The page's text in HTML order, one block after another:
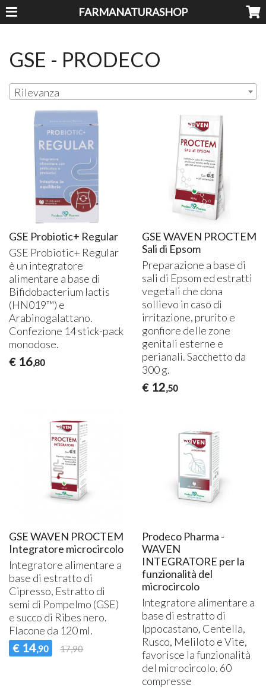
FARMANATURASHOP
GSE - PRODECO
Rilevanza
GSE Probiotic+ Regular
GSE Probiotic+ Regular
è un integratore
alimentare a base di
Bifidobacterium lactis
(HN019™) e
Arabinogalattano.
Confezione 14 stick-pack
monodose.
€ 16,80
GSE WAVEN PROCTEM
Sali di Epsom
Preparazione a base di
sali di Epsom ed estratti
vegetali che dona
sollievo in caso di
irritazione, prurito e
gonfiore delle zone
genitali esterne e
perianali. Sacchetto da
300 g.
€ 12,50
GSE WAVEN PROCTEM
Integratore microcircolo
Integratore alimentare a
base di estratto di
Cipresso, Estratto di
semi di Pompelmo (GSE)
e succo di Ribes nero.
Flacone da 120 ml.
€ 14,90 17,90
Prodeco Pharma -
WAVEN
INTEGRATORE per la
funzionalità del
microcircolo
Integratore alimentare a
base di estratto di
Ippocastano, Centella,
Rusco, Meliloto e Vite,
favorisce la funzionalità
del microcircolo. 60
compresse